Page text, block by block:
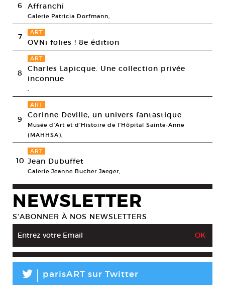
6 Affranchi
Galerie Patricia Dorfmann,
7 ART
OVNi folies ! 8e édition
8
ART
Charles Lapicque. Une collection privée
inconnue
,
9
ART
Corinne Deville, un univers fantastique
Musée d’Art et d’Histoire de l’Hôpital Sainte-Anne
(MAHHSA),
10
ART
Jean Dubuffet
Galerie Jeanne Bucher Jaeger,
NEWSLETTER
S’ABONNER À NOS NEWSLETTERS
L parisART sur Twitter